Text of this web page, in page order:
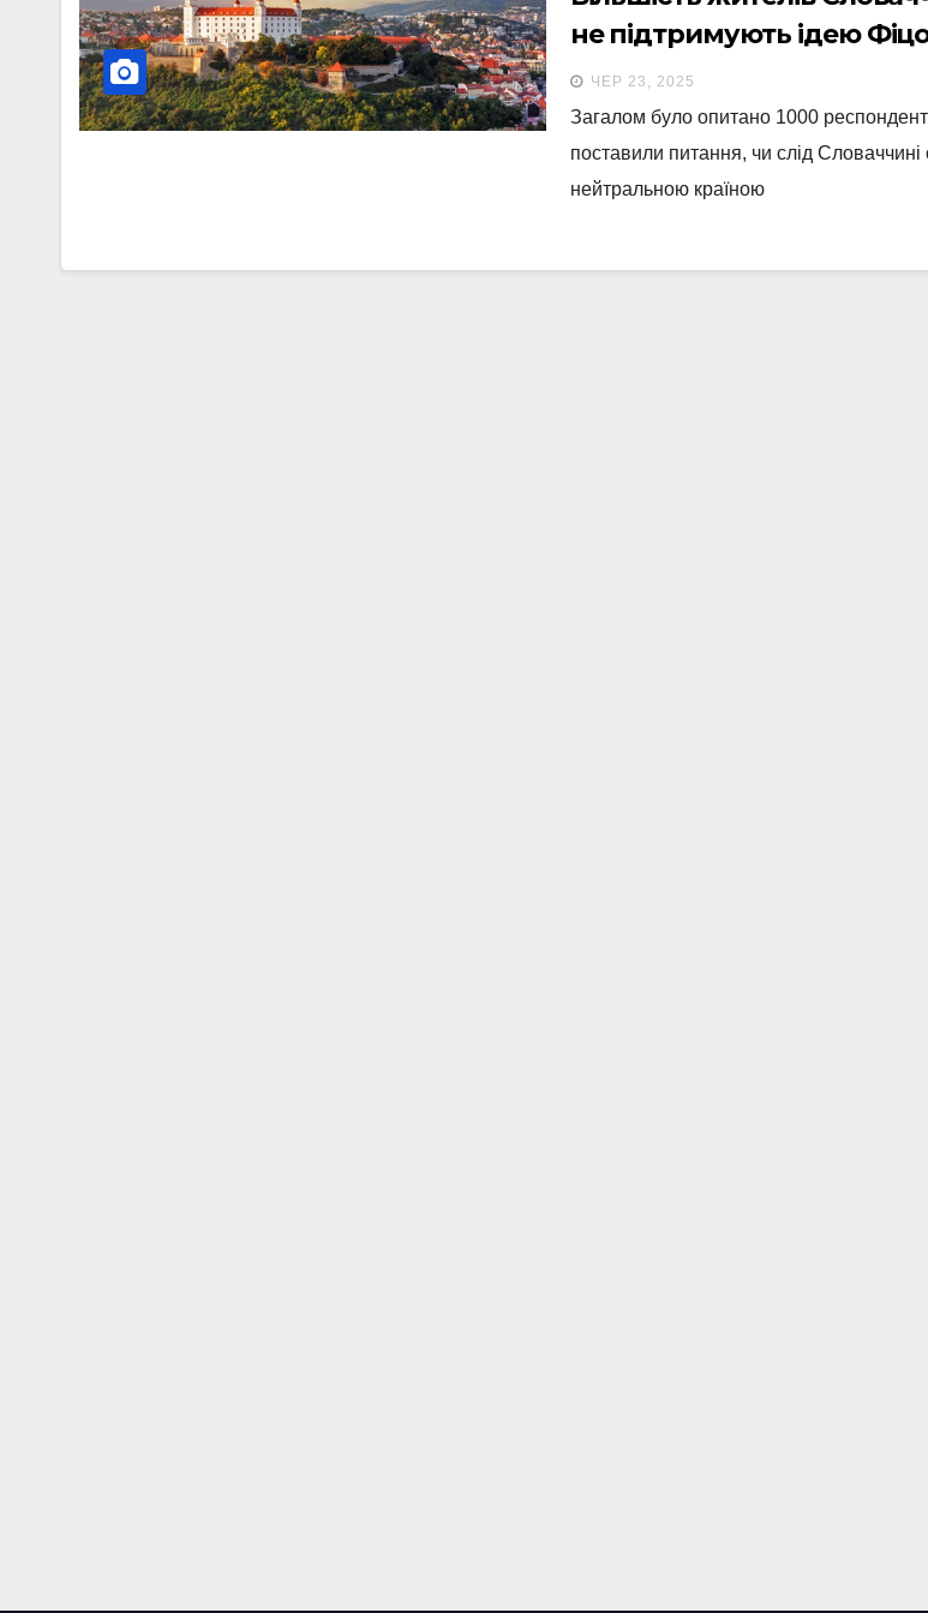
не підтримують ідею
нейтралітету
ЧЕР 23, 2025
Загалом було опитано 1000
поставили питання, чи слід Словаччині
нейтральною країною